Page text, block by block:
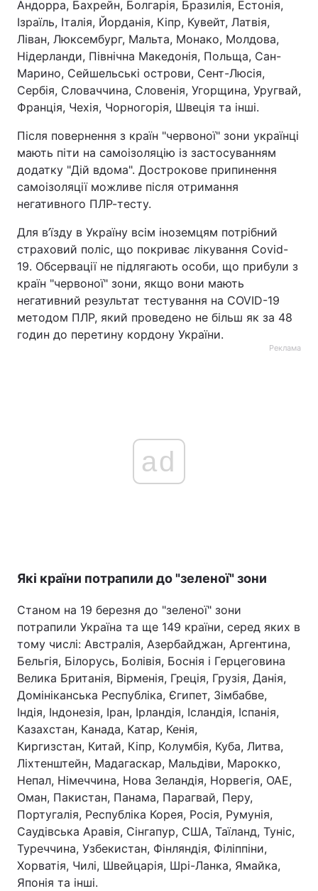
Андорра, Бахрейн, Болгарія, Бразилія, Естонія,
Ізраїль, Італія, Йорданія, Кіпр, Кувейт, Латвія,
Ліван, Люксембург, Мальта, Монако, Молдова,
Нідерланди, Північна Македонія, Польща, Сан-
Марино, Сейшельські острови, Сент-Люсія,
Сербія, Словаччина, Словенія, Угорщина, Уругвай,
Франція, Чехія, Чорногорія, Швеція та інші.
Після повернення з країн "червоної" зони українці
мають піти на самоізоляцію із застосуванням
додатку "Дій вдома". Дострокове припинення
самоізоляції можливе після отримання
негативного ПЛР-тесту.
Для в’їзду в Україну всім іноземцям потрібний
страховий поліс, що покриває лікування Covid-
19. Обсервації не підлягають особи, що прибули з
країн "червоної" зони, якщо вони мають
негативний результат тестування на COVID-19
методом ПЛР, який проведено не більш як за 48
годин до перетину кордону України.
Реклама
ad
Які країни потрапили до "зеленої" зони
Станом на 19 березня до "зеленої" зони
потрапили Україна та ще 149 країни, серед яких в
тому числі: Австралія, Азербайджан, Аргентина,
Бельгія, Білорусь, Болівія, Боснія і Герцеговина
Велика Британія, Вірменія, Греція, Грузія, Данія,
Домініканська Республіка, Єгипет, Зімбабве,
Індія, Індонезія, Іран, Ірландія, Ісландія, Іспанія,
Казахстан, Канада, Катар, Кенія,
Киргизстан, Китай, Кіпр, Колумбія, Куба, Литва,
Ліхтенштейн, Мадагаскар, Мальдіви, Марокко,
Непал, Німеччина, Нова Зеландія, Норвегія, ОАЕ,
Оман, Пакистан, Панама, Парагвай, Перу,
Португалія, Республіка Корея, Росія, Румунія,
Саудівська Аравія, Сінгапур, США, Таїланд, Туніс,
Туреччина, Узбекистан, Фінляндія, Філіппіни,
Хорватія, Чилі, Швейцарія, Шрі-Ланка, Ямайка,
Японія та інші.